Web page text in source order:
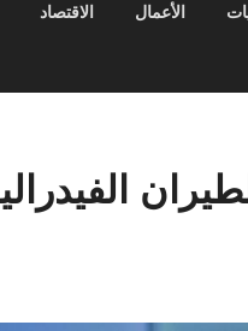
الأعمال الاقتصاد